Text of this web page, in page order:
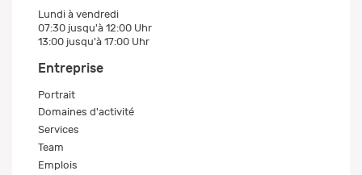
Lundi à vendredi
07:30 jusqu'à 12:00 Uhr
13:00 jusqu'à 17:00 Uhr
Entreprise
Portrait
Domaines d'activité
Services
Team
Emplois